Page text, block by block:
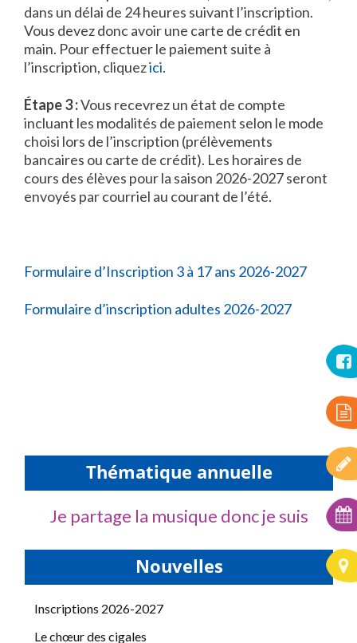
dans un délai de 24 heures suivant l’inscription.
Vous devez donc avoir une carte de crédit en
main. Pour effectuer le paiement suite à
l’inscription, cliquezici.
Étape 3 :Vous recevrez un état de compte
incluant les modalités de paiement selon le mode
choisi lors de l’inscription (prélèvements
bancaires ou carte de crédit). Les horaires de
cours des élèves pour la saison 2026-2027 seront
envoyés par courriel au courant de l’été.
Formulaire d’Inscription 3 à 17 ans 2026-2027
Formulaire d’inscription adultes 2026-2027
Thématique annuelle
Je partage la musique donc je suis
Nouvelles
Inscriptions 2026-2027
Le chœur des cigales